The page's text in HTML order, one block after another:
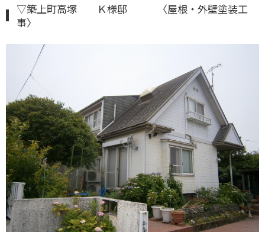
▽築上町高塚 Ｋ様邸 〈屋根・外壁塗装工
事〉